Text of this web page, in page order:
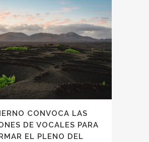
CONVOCA LAS
DE VOCALES PARA
EL PLENO DEL